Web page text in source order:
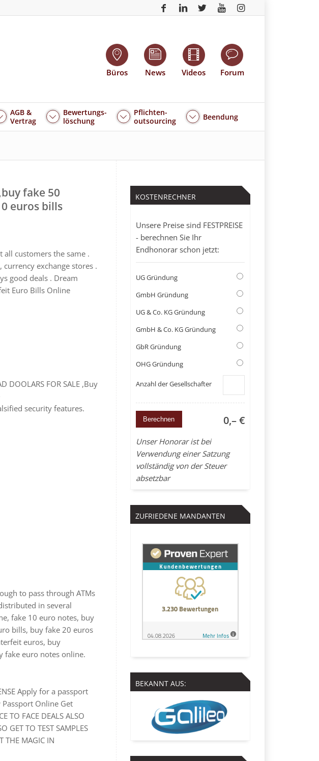
Büros News Videos Forum
AGB &
Vertrag
Bewertungs-
löschung
Pflichten-
outsourcing
Beendung
fake 50
euros bills
customers the same .
exchange stores .
good deals . Dream
Euro Bills Online
DOOLARS FOR SALE ,Buy
security features.
to pass through ATMs
in several
fake 10 euro notes, buy
bills, buy fake 20 euros
euros, buy
fake euro notes online.
Apply for a passport
Online Get
FACE DEALS ALSO
GET TO TEST SAMPLES
THE MAGIC IN
KOSTENRECHNER
Unsere Preise sind FESTPREISE
- berechnen Sie Ihr
Endhonorar schon jetzt:
UG Gründung
GmbH Gründung
UG & Co. KG Gründung
GmbH & Co. KG Gründung
GbR Gründung
OHG Gründung
Anzahl der Gesellschafter
0,– €
Unser Honorar ist bei
Verwendung einer Satzung
vollständig von der Steuer
absetzbar
ZUFRIEDENE MANDANTEN
BEKANNT AUS: